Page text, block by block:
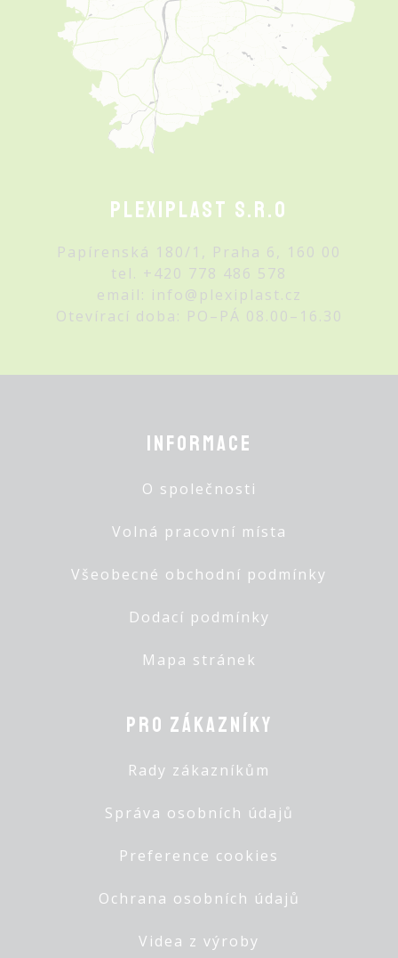
Plexiplast s.r.o
Papírenská 180/1, Praha 6, 160 00
tel. +420 778 486 578
email: info@plexiplast.cz
Otevírací doba: PO–PÁ 08.00–16.30
Informace
O společnosti
Volná pracovní místa
Všeobecné obchodní podmínky
Dodací podmínky
Mapa stránek
Pro zákazníky
Rady zákazníkům
Správa osobních údajů
Preference cookies
Ochrana osobních údajů
Videa z výroby